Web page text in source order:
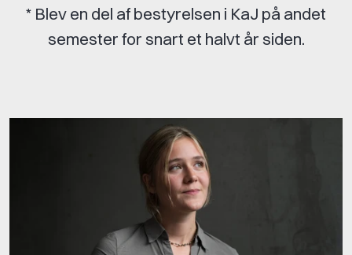
* Blev en del af bestyrelsen i KaJ på andet
semester for snart et halvt år siden.